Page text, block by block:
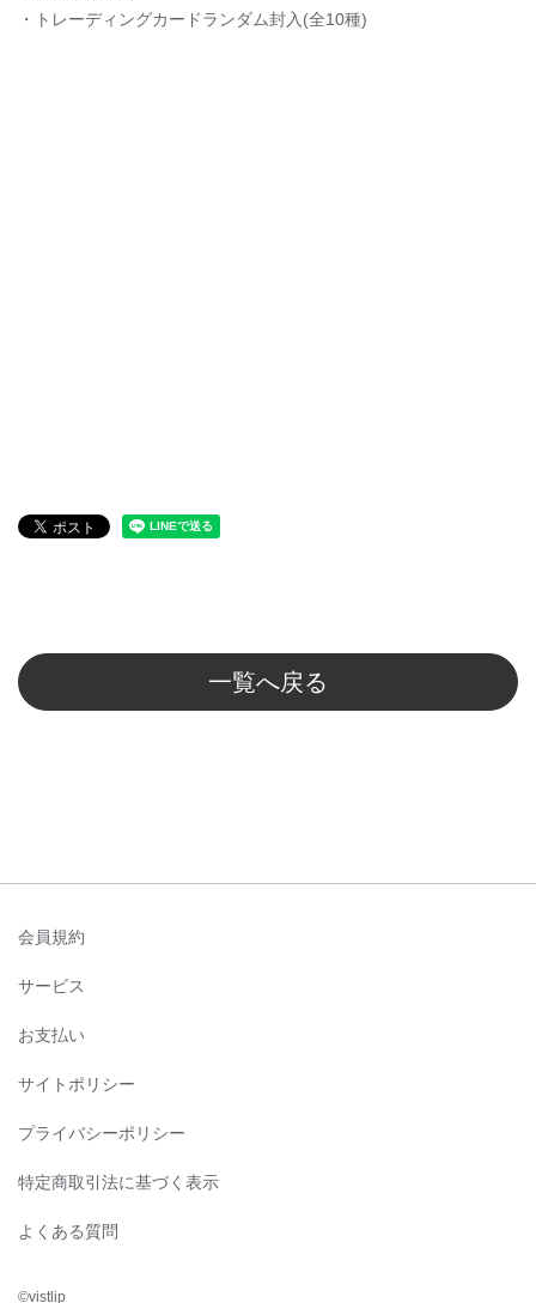
・トレーディングカードランダム封入(全10種)
一覧へ戻る
会員規約
サービス
お支払い
サイトポリシー
プライバシーポリシー
特定商取引法に基づく表示
よくある質問
©︎vistlip